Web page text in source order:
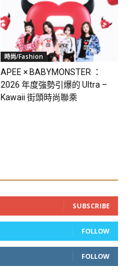
時尚/Fashion
APEE × BABYMONSTER ：
2026 年度強勢引爆的 Ultra –
Kawaii 街頭時尚聯乘
SUBSCRIBE
FOLLOW
FOLLOW